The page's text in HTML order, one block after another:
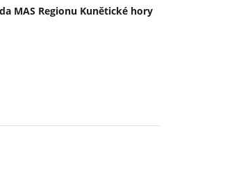
MAS Regionu Kunětické hory